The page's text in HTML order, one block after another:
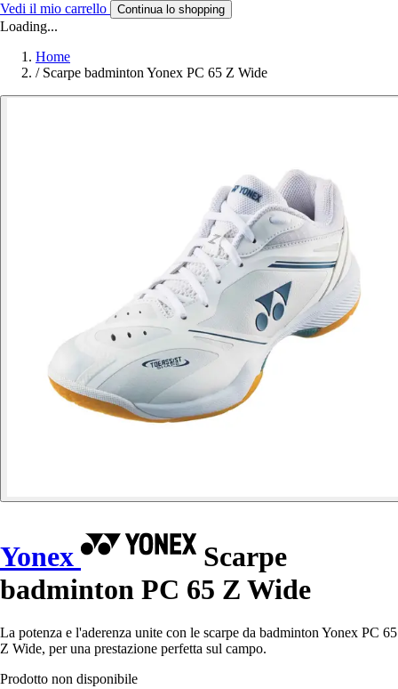
Vedi il mio carrello Continua lo shopping
Loading...
Home
/ Scarpe badminton Yonex PC 65 Z Wide
Yonex
Scarpe
badminton PC 65 Z Wide
La potenza e l'aderenza unite con le scarpe da badminton Yonex PC 65
Z Wide, per una prestazione perfetta sul campo.
Prodotto non disponibile